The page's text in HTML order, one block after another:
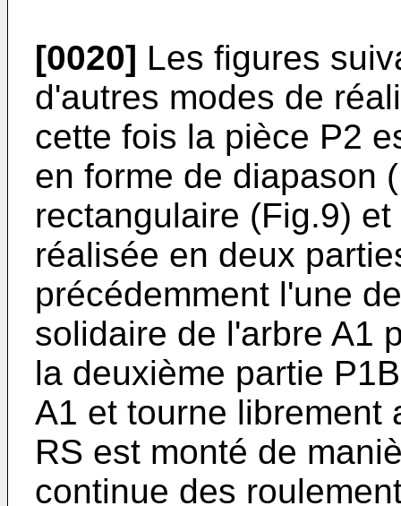
[0020] Les figures
d'autres modes de
cette fois la pièce P2
en forme de diapason
rectangulaire (Fig.9)
réalisée en deux
précédemment l'une
solidaire de l'arbre A1
la deuxième partie
A1 et tourne librement
RS est monté de
continue des